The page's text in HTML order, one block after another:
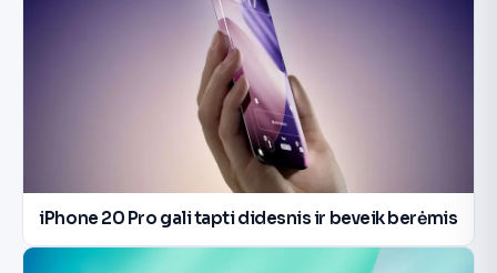
iPhone 20 Pro gali tapti didesnis ir beveik berėmis